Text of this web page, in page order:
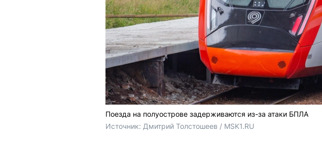
Поезда на полуострове задерживаются из-за атаки БПЛА
Источник: Дмитрий Толстошеев / MSK1.RU